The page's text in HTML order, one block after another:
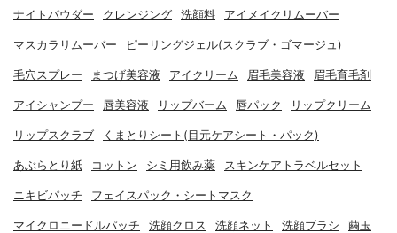
ナイトパウダー クレンジング 洗顔料 アイメイクリムーバー
マスカラリムーバー ピーリングジェル(スクラブ・ゴマージュ)
毛穴スプレー まつげ美容液 アイクリーム 眉毛美容液 眉毛育毛剤
アイシャンプー 唇美容液 リップバーム 唇パック リップクリーム
リップスクラブ くまとりシート(目元ケアシート・パック)
あぶらとり紙 コットン シミ用飲み薬 スキンケアトラベルセット
ニキビパッチ フェイスパック・シートマスク
マイクロニードルパッチ 洗顔クロス 洗顔ネット 洗顔ブラシ 繭玉